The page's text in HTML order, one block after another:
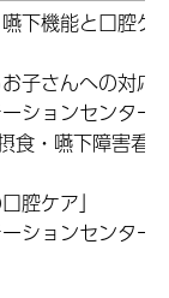
下機能と口腔ケ
子さんへの対応
ションセンター
食・嚥下障害
腔ケア」
ションセンター